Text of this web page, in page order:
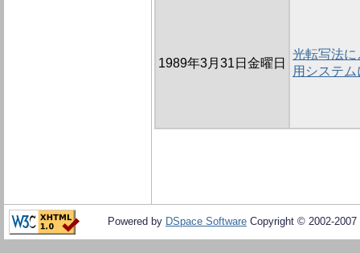
1989年3月31日金曜日
光転写法
用システ
Powered by DSpace Software Copyright © 2002-2007